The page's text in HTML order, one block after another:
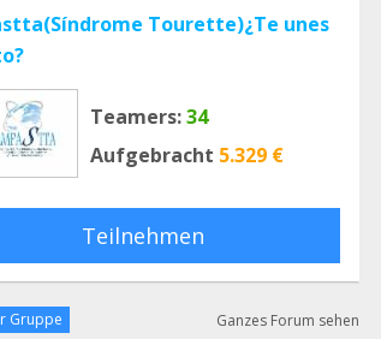
Tourette)¿Te unes
Teamers:34
Aufgebracht 5.329 €
Teilnehmen
Gruppe Ganzes Forum sehen